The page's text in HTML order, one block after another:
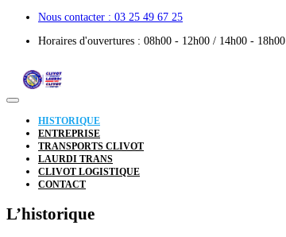
Nous contacter : 03 25 49 67 25
Horaires d'ouvertures : 08h00 - 12h00 / 14h00 - 18h00
HISTORIQUE
ENTREPRISE
TRANSPORTS CLIVOT
LAURDI TRANS
CLIVOT LOGISTIQUE
CONTACT
L’historique